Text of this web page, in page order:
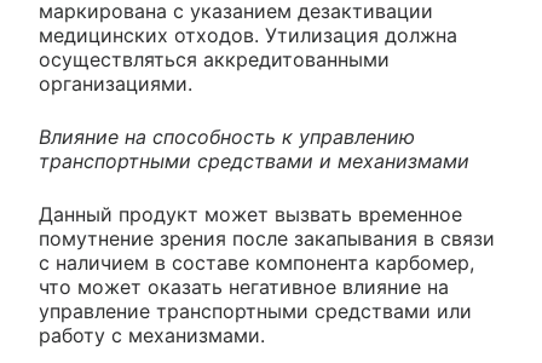
маркирована с указанием дезактивации
медицинских отходов. Утилизация должна
осуществляться аккредитованными
организациями.
Влияние на способность к управлению
транспортными средствами и механизмами
Данный продукт может вызвать временное
помутнение зрения после закапывания в связи
с наличием в составе компонента карбомер,
что может оказать негативное влияние на
управление транспортными средствами или
работу с механизмами.